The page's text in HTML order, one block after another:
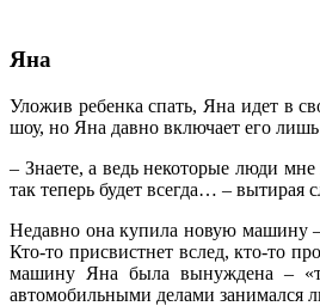
Яна
Уложив ребенка спать, Яна идет в
шоу, но Яна давно включает его
– Знаете, а ведь некоторые люди
так теперь будет всегда… – вытирая
Недавно она купила новую машину
Кто-то присвистнет вслед, кто-то
машину Яна была вынуждена –
автомобильными делами занимался